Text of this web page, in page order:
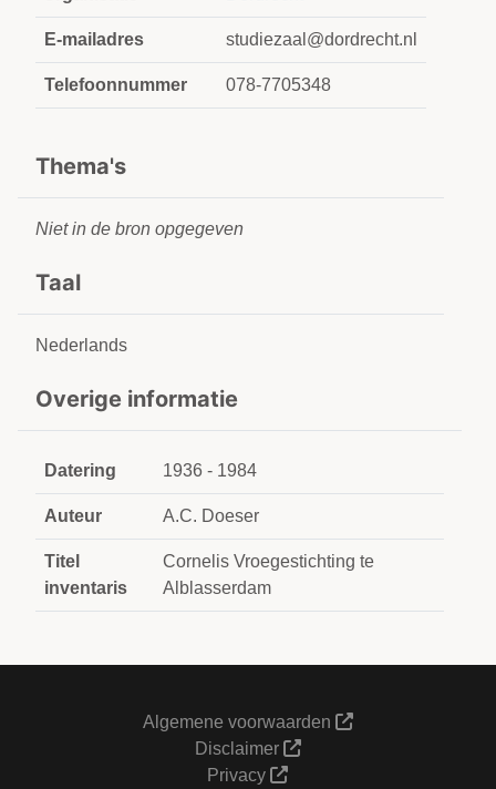
E-mailadres studiezaal@dordrecht.nl
Telefoonnummer 078-7705348
Thema's
Niet in de bron opgegeven
Taal
Nederlands
Overige informatie
Datering 1936 - 1984
Auteur A.C. Doeser
Titel
inventaris
Cornelis Vroegestichting te
Alblasserdam
Algemene voorwaarden
Disclaimer
Privacy